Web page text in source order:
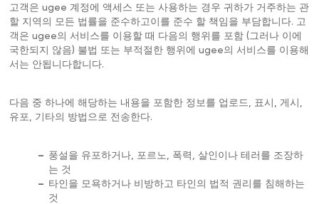
고객은 ugee 계정에 액세스 또는 사용하는 경우 귀하가 거주하는 관
할 지역의 모든 법률을 준수하고이를 준수 할 책임을 부담합니다. 고
객은 ugee의 서비스를 이용할 때 다음의 행위를 포함 (그러나 이에
국한되지 않음) 불법 또는 부적절한 행위에 ugee의 서비스를 이용해
서는 안됩니다합니다.
다음 중 하나에 해당하는 내용을 포함한 정보를 업로드, 표시, 게시,
유포, 기타의 방법으로 전송한다.
– 풍설을 유포하거나, 포르노, 폭력, 살인이나 테러를 조장하
는 것
– 타인을 모욕하거나 비방하고 타인의 법적 권리를 침해하는
것